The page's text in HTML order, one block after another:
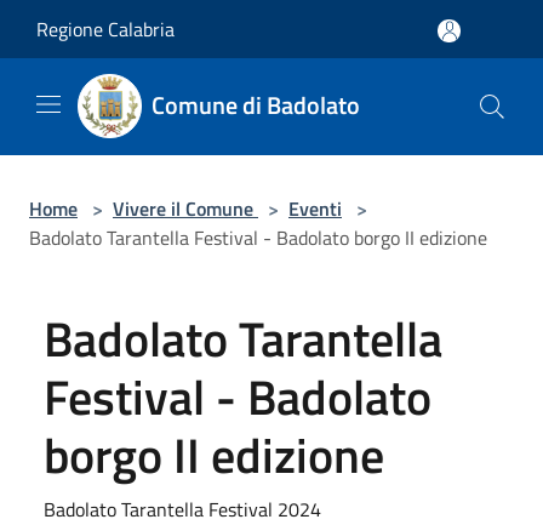
Regione Calabria
Comune di Badolato
Home > Vivere il Comune > Eventi >
Badolato Tarantella Festival - Badolato borgo II edizione
Badolato Tarantella
Festival - Badolato
borgo II edizione
Badolato Tarantella Festival 2024